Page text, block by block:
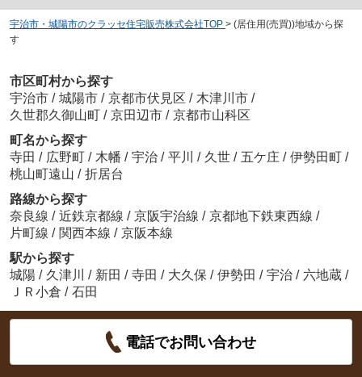
宇治市・城陽市のクラッセ住宅販売株式会社TOP > (居住用(売買))地域から探
す
市区町村から探す
宇治市 / 城陽市 / 京都市伏見区 / 木津川市 /
久世郡久御山町 / 京田辺市 / 京都市山科区
町名から探す
寺田 / 広野町 / 木幡 / 宇治 / 平川 / 久世 / 五ケ庄 / 伊勢田町 /
桃山町遠山 / 折居台
路線から探す
奈良線 / 近鉄京都線 / 京阪宇治線 / 京都地下鉄東西線 /
片町線 / 関西本線 / 京阪本線
駅から探す
城陽 / 久津川 / 新田 / 寺田 / 大久保 / 伊勢田 / 宇治 / 六地蔵 /
ＪＲ小倉 / 石田
電話でお問い合わせ